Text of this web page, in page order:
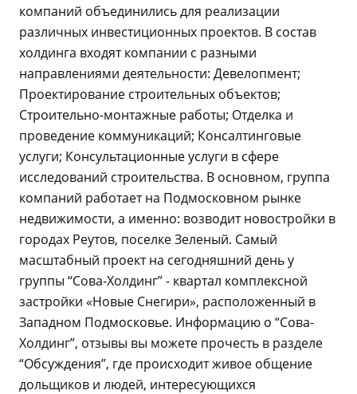
компаний объединились для реализации
различных инвестиционных проектов. В состав
холдинга входят компании с разными
направлениями деятельности: Девелопмент;
Проектирование строительных объектов;
Строительно-монтажные работы; Отделка и
проведение коммуникаций; Консалтинговые
услуги; Консультационные услуги в сфере
исследований строительства. В основном, группа
компаний работает на Подмосковном рынке
недвижимости, а именно: возводит новостройки в
городах Реутов, поселке Зеленый. Самый
масштабный проект на сегодняшний день у
группы “Сова-Холдинг” - квартал комплексной
застройки «Новые Снегири», расположенный в
Западном Подмосковье. Информацию о “Сова-
Холдинг”, отзывы вы можете прочесть в разделе
“Обсуждения”, где происходит живое общение
дольщиков и людей, интересующихся